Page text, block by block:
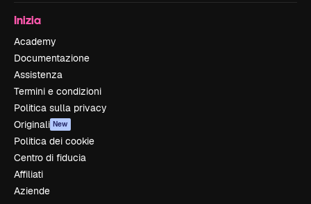
Inizia
Academy
Documentazione
Assistenza
Termini e condizioni
Politica sulla privacy
Originali New
Politica dei cookie
Centro di fiducia
Affiliati
Aziende